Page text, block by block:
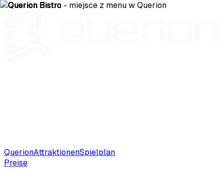
QuerionAttraktionenSpielplan
Preise